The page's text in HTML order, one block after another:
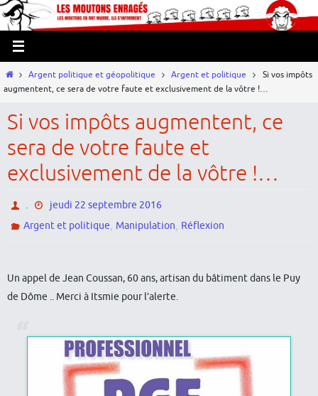
Panneau de gestion des cookies
Passer
vers
contenu
HomeArgent politique et géopolitique Argent et politique
Si vos impôts
augmentent, ce sera de votre faute et exclusivement de la vôtre !…
Si vos impôts augmentent, ce
sera de votre faute et
exclusivement de la vôtre !…
.
jeudi 22 septembre 2016
Argent et politique, Manipulation, Réflexion
Un appel de Jean Coussan, 60 ans, artisan du bâtiment dans le Puy
de Dôme .. Merci à Itsmie pour l’alerte.